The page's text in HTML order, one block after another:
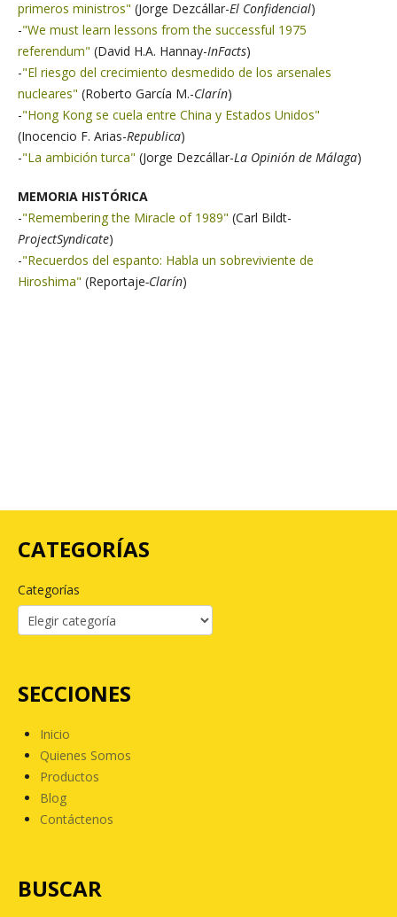
primeros ministros" (Jorge Dezcállar-El Confidencial)
-"We must learn lessons from the successful 1975
referendum" (David H.A. Hannay-InFacts)
-"El riesgo del crecimiento desmedido de los arsenales
nucleares" (Roberto García M.-Clarín)
-"Hong Kong se cuela entre China y Estados Unidos"
(Inocencio F. Arias-Republica)
-"La ambición turca" (Jorge Dezcállar-La Opinión de Málaga)
MEMORIA HISTÓRICA
-"Remembering the Miracle of 1989" (Carl Bildt-
ProjectSyndicate)
-"Recuerdos del espanto: Habla un sobreviviente de
Hiroshima" (Reportaje-Clarín)
CATEGORÍAS
Categorías
SECCIONES
Inicio
Quienes Somos
Productos
Blog
Contáctenos
BUSCAR